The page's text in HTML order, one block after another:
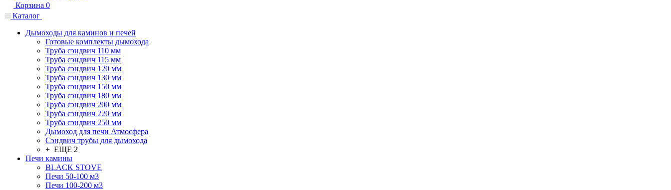
Корзина 0
Каталог
Дымоходы для каминов и печей
Готовые комплекты дымохода
Труба сэндвич 110 мм
Труба сэндвич 115 мм
Труба сэндвич 120 мм
Труба сэндвич 130 мм
Труба сэндвич 150 мм
Труба сэндвич 180 мм
Труба сэндвич 200 мм
Труба сэндвич 220 мм
Труба сэндвич 250 мм
Дымоход для печи Атмосфера
Сэндвич трубы для дымохода
+ ЕЩЕ 2
Печи камины
BLACK STOVE
Печи 50-100 м3
Печи 100-200 м3